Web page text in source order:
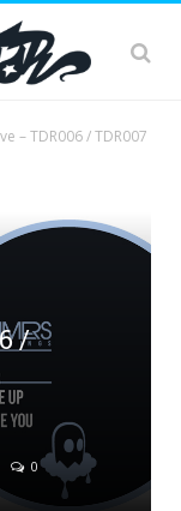
– TDR006 / TDR007
/
0